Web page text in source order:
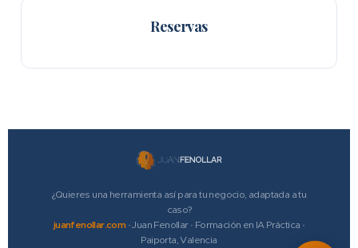
Reservas
¿Quieres una herramienta así para tu negocio, adaptada a tu
caso?
juanfenollar.com · Juan Fenollar · Formación en IA Práctica ·
Paiporta, Valencia